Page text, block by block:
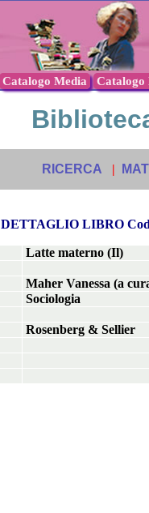
Catalogo Media Catalogo
RICERCA |
DETTAGLIO LIBRO
Latte materno (Il)
Maher Vanessa (a
Sociologia
Rosenberg & Sellier